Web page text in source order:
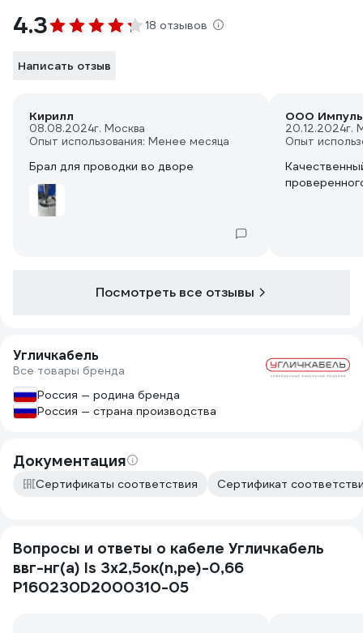
4.3 18 отзывов
Написать отзыв
Кирилл
08.08.2024г. Москва
Опыт использования: Менее месяца
Брал для проводки во дворе
ООО
20.12.2024г.
Опыт
Посмотреть все отзывы
Угличкабель
Все товары бренда
Россия — родина бренда
Россия — страна производства
Документация
Сертификаты соответствия Сертификат
Вопросы и ответы о кабеле Угличкабель
ввг-нг(a) ls 3x2,5ок(n,pe)-0,66
P160230D2000310-05